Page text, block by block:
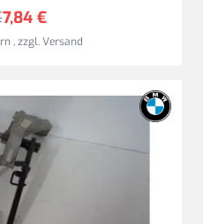
7,84 €
,zzgl.Versand